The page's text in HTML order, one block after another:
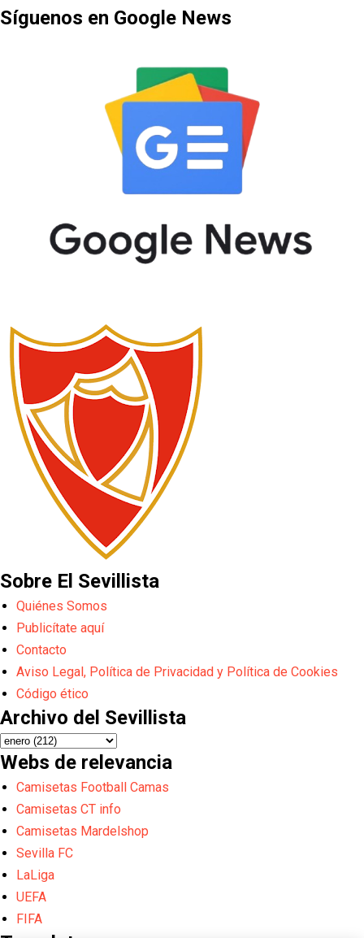
Síguenos en Google News
Sobre El Sevillista
Quiénes Somos
Publicítate aquí
Contacto
Aviso Legal, Política de Privacidad y Política de Cookies
Código ético
Archivo del Sevillista
Webs de relevancia
Camisetas Football Camas
Camisetas CT info
Camisetas Mardelshop
Sevilla FC
LaLiga
UEFA
FIFA